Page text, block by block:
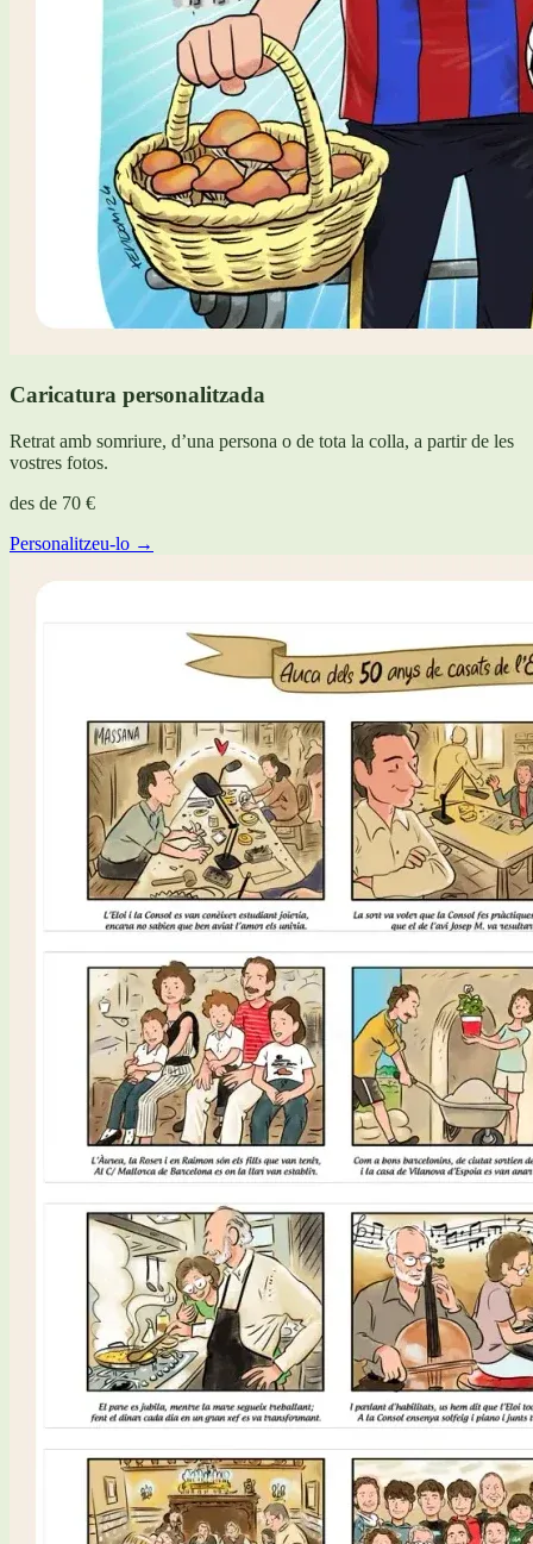
Caricatura personalitzada
Retrat amb somriure, d’una persona o de tota la colla, a partir de les
vostres fotos.
des de 70 €
Personalitzeu-lo →